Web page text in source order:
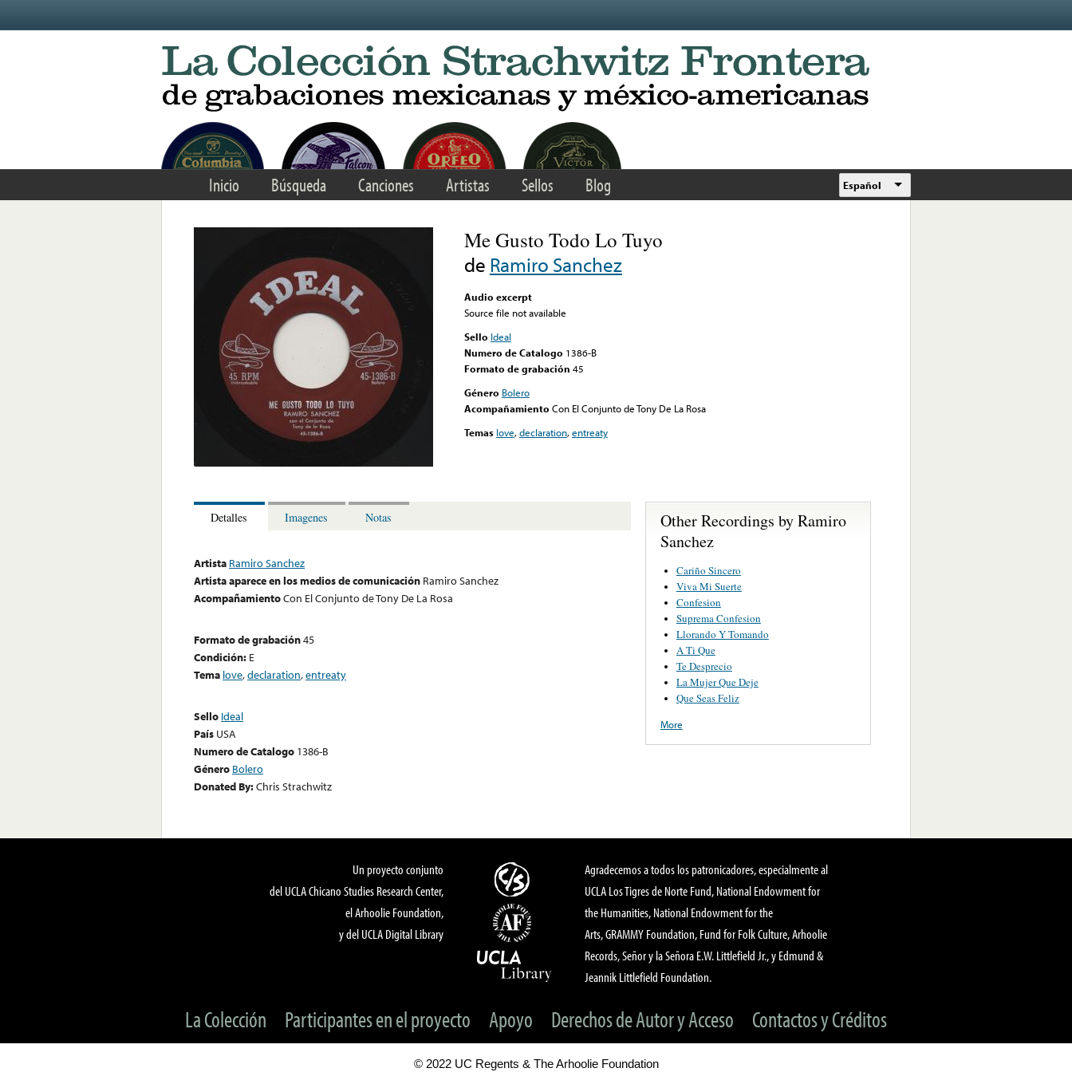
Inicio Búsqueda Canciones Artistas Sellos Blog Español
Me Gusto Todo Lo Tuyo
de Ramiro Sanchez
Audio excerpt
Source file not available
Sello Ideal
Numero de Catalogo 1386-B
Formato de grabación 45
Género Bolero
Acompañamiento Con El Conjunto de Tony De La Rosa
Temas love,declaration,entreaty
Detalles Imagenes Notas
Artista Ramiro Sanchez
Artista aparece en los medios de comunicación Ramiro Sanchez
AcompañamientoCon El Conjunto de Tony De La Rosa
Formato de grabación45
Condición: E
Tema love,declaration,entreaty
Sello Ideal
País USA
Numero de Catalogo 1386-B
Género Bolero
Donated By:Chris Strachwitz
Other Recordings by Ramiro
Sanchez
Cariño Sincero
Viva Mi Suerte
Confesion
Suprema Confesion
Llorando Y Tomando
A Ti Que
Te Desprecio
La Mujer Que Deje
Que Seas Feliz
More
Un proyecto conjunto
del UCLA Chicano Studies Research Center,
el Arhoolie Foundation,
y del UCLA Digital Library
Agradecemos a todos los patronicadores, especialmente al
UCLA Los Tigres de Norte Fund, National Endowment for
the Humanities, National Endowment for the
Arts, GRAMMY Foundation, Fund for Folk Culture, Arhoolie
Records, Señor y la Señora E.W. Littlefield Jr., y Edmund &
Jeannik Littlefield Foundation.
La Colección Participantes en el proyecto Apoyo Derechos de Autor y Acceso Contactos y Créditos
© 2022 UC Regents & The Arhoolie Foundation